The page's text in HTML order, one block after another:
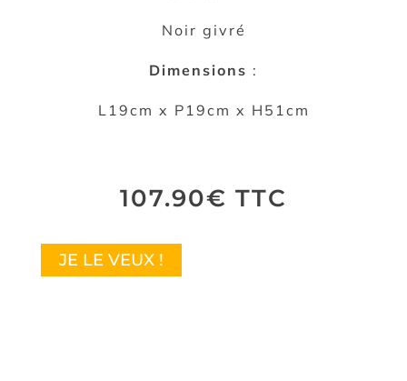
Noir givré
Dimensions :
L19cm x P19cm x H51cm
107.90€ TTC
JE LE VEUX !